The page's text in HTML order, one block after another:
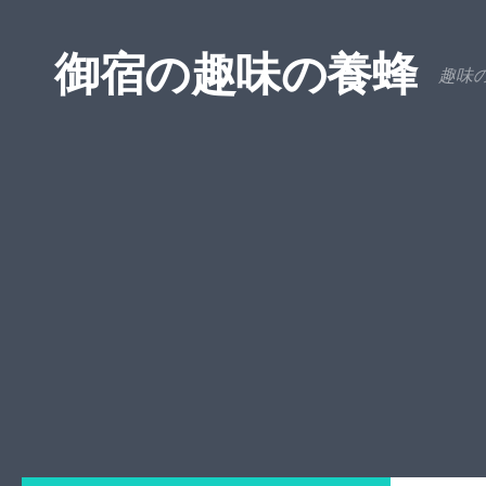
御宿の趣味の養蜂 趣味